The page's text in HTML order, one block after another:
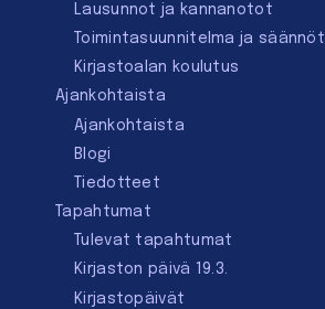
Lausunnot ja kannanotot
Toimintasuunnitelma ja säännöt
Kirjastoalan koulutus
Ajankohtaista
Ajankohtaista
Blogi
Tiedotteet
Tapahtumat
Tulevat tapahtumat
Kirjaston päivä 19.3.
Kirjastopäivät